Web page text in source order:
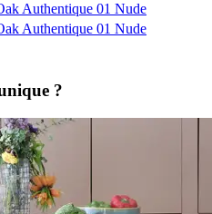
Authentique 01 Nude
Authentique 01 Nude
?